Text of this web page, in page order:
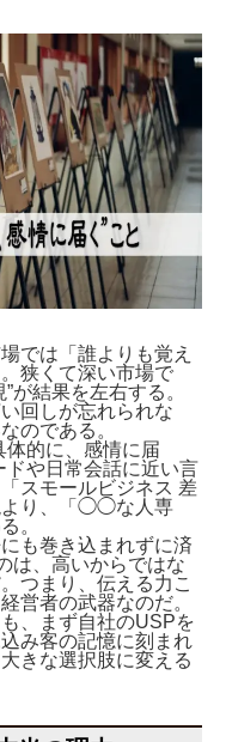
では「誰よりも覚え
狭くて深い市場で
が結果を左右する。
回しが忘れられな
のである。
体的に、感情に届
ドや日常会話に近い言
スモールビジネス 差
より、「◯◯な人専
。
も巻き込まれずに済
は、高いからではな
つまり、伝える力こ
営者の武器なのだ。
、まず自社のUSPを
み客の記憶に刻まれ
きな選択肢に変える